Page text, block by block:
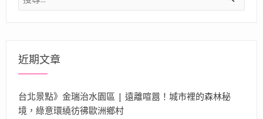
尋
近期文章
台北景點》金瑞治水園區 | 遠離喧囂！城市裡的森林秘
境，綠意環繞彷彿歐洲鄉村